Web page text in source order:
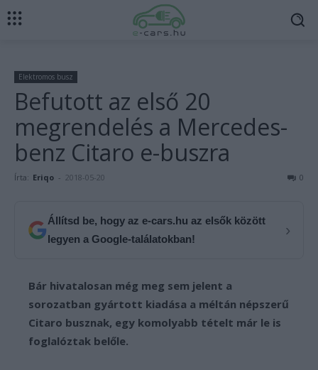
Elektromos busz
Befutott az első 20
megrendelés a Mercedes-
benz Citaro e-buszra
Írta: Eriqo - 2018-05-20 0
Állítsd be, hogy az e-cars.hu az elsők között
legyen a Google-találatokban!
›
Bár hivatalosan még meg sem jelent a
sorozatban gyártott kiadása a méltán népszerű
Citaro busznak, egy komolyabb tételt már le is
foglalóztak belőle.